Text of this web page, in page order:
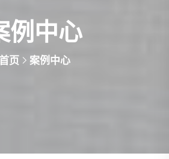
例中心
首页 案例中心